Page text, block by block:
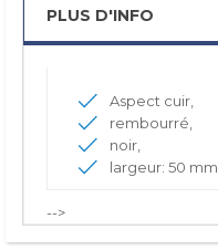
PLUS D'INFO
Aspect cuir,
rembourré,
noir,
largeur: 50 mm
-->